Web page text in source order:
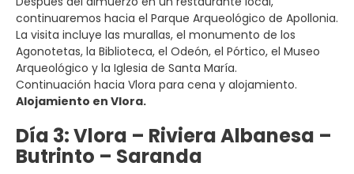
continuaremos hacia el Parque Arqueológico de Apollonia.
La visita incluye las murallas, el monumento de los
Agonotetas, la Biblioteca, el Odeón, el Pórtico, el Museo
Arqueológico y la Iglesia de Santa María.
Continuación hacia Vlora para cena y alojamiento.
Alojamiento en Vlora.
Día 3: Vlora – Riviera Albanesa –
Butrinto – Saranda